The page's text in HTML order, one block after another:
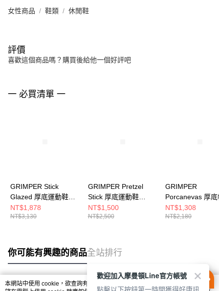
女性商品 鞋類 休閒鞋
評價
喜歡這個商品嗎？購買後給他一個好評吧
一 必買清單 一
GRIMPER Stick
Glazed 厚底運動鞋
GRSGBG
NT$1,878
NT$3,130
GRIMPER Pretzel
Stick 厚底運動鞋
(aespa Winter同款)
GRPSBG
NT$1,500
NT$2,500
GRIMPER
Porcanevas 厚底
鞋 (Billlie
款) GRPCBK
NT$1,308
NT$2,180
你可能有興趣的商品全站排行
本網站中使用 cookie，欲查詢有關本網站使用 cookie 方式之詳情，及若您不希
歡迎加入摩曼頓Line官方帳號
點擊以下按鈕第一時間獲得好康訊